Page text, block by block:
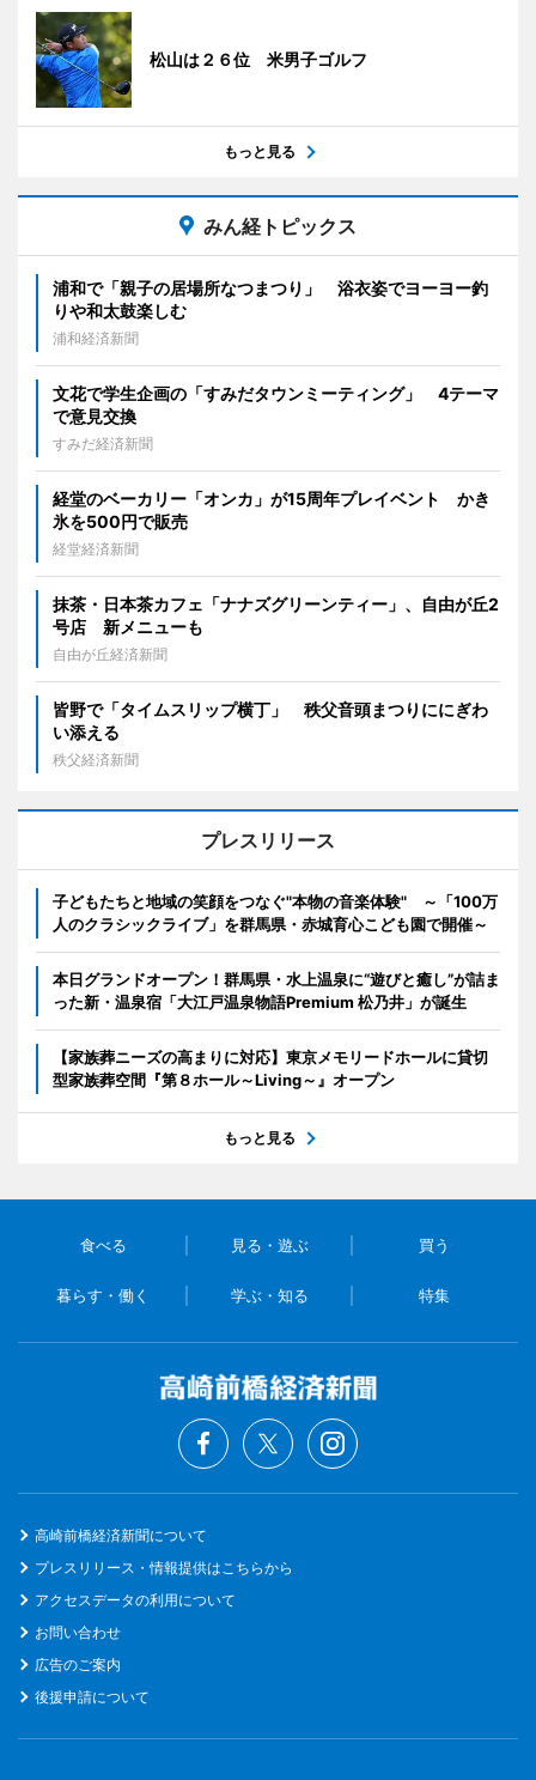
松山は２６位 米男子ゴルフ
もっと見る
みん経トピックス
浦和で「親子の居場所なつまつり」 浴衣姿でヨーヨー釣
りや和太鼓楽しむ
浦和経済新聞
文花で学生企画の「すみだタウンミーティング」 4テーマ
で意見交換
すみだ経済新聞
経堂のベーカリー「オンカ」が15周年プレイベント かき
氷を500円で販売
経堂経済新聞
抹茶・日本茶カフェ「ナナズグリーンティー」、自由が丘2
号店 新メニューも
自由が丘経済新聞
皆野で「タイムスリップ横丁」 秩父音頭まつりににぎわ
い添える
秩父経済新聞
プレスリリース
子どもたちと地域の笑顔をつなぐ"本物の音楽体験" ～「100万
人のクラシックライブ」を群馬県・赤城育心こども園で開催～
本日グランドオープン！群馬県・水上温泉に“遊びと癒し”が詰ま
った新・温泉宿「大江戸温泉物語Premium 松乃井」が誕生
【家族葬ニーズの高まりに対応】東京メモリードホールに貸切
型家族葬空間『第８ホール～Living～』オープン
もっと見る
食べる 見る・遊ぶ 買う
暮らす・働く 学ぶ・知る 特集
高崎前橋経済新聞について
プレスリリース・情報提供はこちらから
アクセスデータの利用について
お問い合わせ
広告のご案内
後援申請について